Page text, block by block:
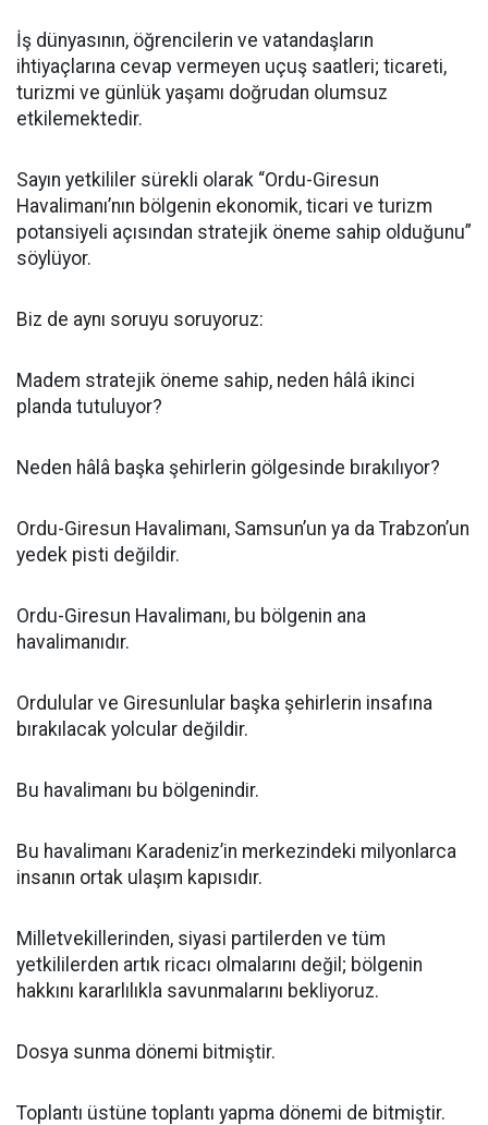
İş dünyasının, öğrencilerin ve vatandaşların
ihtiyaçlarına cevap vermeyen uçuş saatleri; ticareti,
turizmi ve günlük yaşamı doğrudan olumsuz
etkilemektedir.
Sayın yetkililer sürekli olarak “Ordu-Giresun
Havalimanı’nın bölgenin ekonomik, ticari ve turizm
potansiyeli açısından stratejik öneme sahip olduğunu”
söylüyor.
Biz de aynı soruyu soruyoruz:
Madem stratejik öneme sahip, neden hâlâ ikinci
planda tutuluyor?
Neden hâlâ başka şehirlerin gölgesinde bırakılıyor?
Ordu-Giresun Havalimanı, Samsun’un ya da Trabzon’un
yedek pisti değildir.
Ordu-Giresun Havalimanı, bu bölgenin ana
havalimanıdır.
Ordulular ve Giresunlular başka şehirlerin insafına
bırakılacak yolcular değildir.
Bu havalimanı bu bölgenindir.
Bu havalimanı Karadeniz’in merkezindeki milyonlarca
insanın ortak ulaşım kapısıdır.
Milletvekillerinden, siyasi partilerden ve tüm
yetkililerden artık ricacı olmalarını değil; bölgenin
hakkını kararlılıkla savunmalarını bekliyoruz.
Dosya sunma dönemi bitmiştir.
Toplantı üstüne toplantı yapma dönemi de bitmiştir.